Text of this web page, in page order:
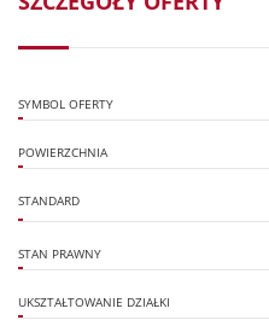
SYMBOL OFERTY
POWIERZCHNIA
STANDARD
STAN PRAWNY
UKSZTAŁTOWANIE DZIAŁKI